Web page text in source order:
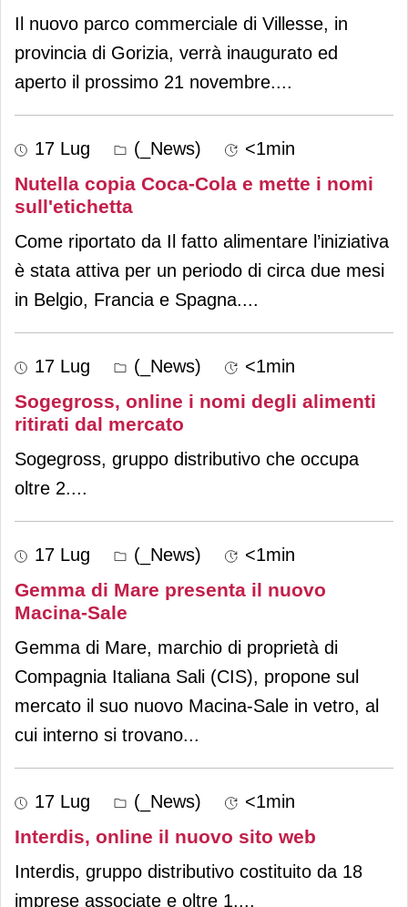
Il nuovo parco commerciale di Villesse, in
provincia di Gorizia, verrà inaugurato ed
aperto il prossimo 21 novembre....
17 Lug (_News) <1min
Nutella copia Coca-Cola e mette i nomi
sull'etichetta
Come riportato da Il fatto alimentare l’iniziativa
è stata attiva per un periodo di circa due mesi
in Belgio, Francia e Spagna....
17 Lug (_News) <1min
Sogegross, online i nomi degli alimenti
ritirati dal mercato
Sogegross, gruppo distributivo che occupa
oltre 2....
17 Lug (_News) <1min
Gemma di Mare presenta il nuovo
Macina-Sale
Gemma di Mare, marchio di proprietà di
Compagnia Italiana Sali (CIS), propone sul
mercato il suo nuovo Macina-Sale in vetro, al
cui interno si trovano...
17 Lug (_News) <1min
Interdis, online il nuovo sito web
Interdis, gruppo distributivo costituito da 18
imprese associate e oltre 1....